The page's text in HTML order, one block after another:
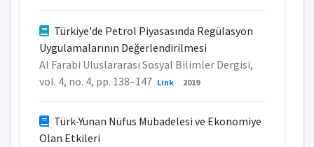
Türkiye'de Petrol Piyasasında Regülasyon
Uygulamalarının Değerlendirilmesi
Al Farabi Uluslararası Sosyal Bilimler Dergisi,
vol. 4, no. 4, pp. 138–147 Link 2019
Türk-Yunan Nüfus Mübadelesi ve Ekonomiye
Olan Etkileri